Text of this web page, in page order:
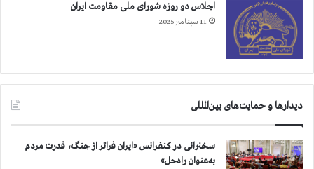
اجلاس دو روزه شورای ملی مقاومت ایران
11 سپتامبر 2025
دیدارها و حمایت‌های بین‌المللی
سخنرانی در کنفرانس «ایران فراتر از جنگ، قدرت مردم
به‌عنوان راه‌حل»